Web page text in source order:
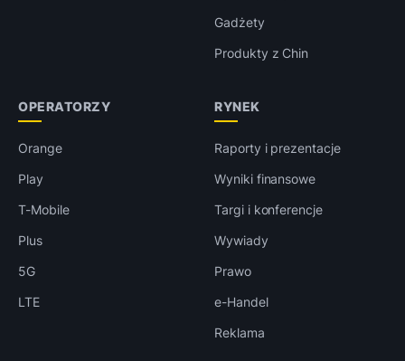
Gadżety
Produkty z Chin
OPERATORZY
Orange
Play
T-Mobile
Plus
5G
LTE
RYNEK
Raporty i prezentacje
Wyniki finansowe
Targi i konferencje
Wywiady
Prawo
e-Handel
Reklama